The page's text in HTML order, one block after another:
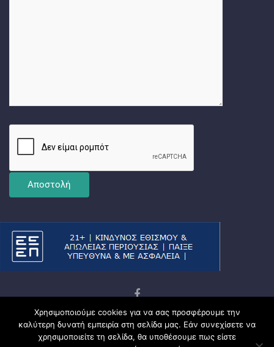
Copyright © 2026Ματσωμένος Γάτος – Όλα για το
Στοίχημα
Χρησιμοποιούμε cookies για να σας προσφέρουμε την
καλύτερη δυνατή εμπειρία στη σελίδα μας. Εάν συνεχίσετε να
χρησιμοποιείτε τη σελίδα, θα υποθέσουμε πως είστε